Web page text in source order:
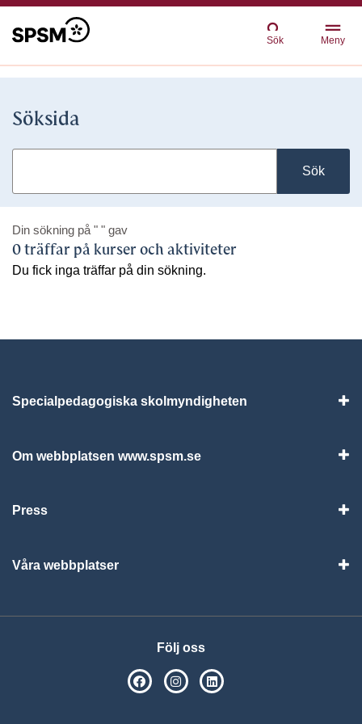
Sök Meny
Söksida
Sök
Din sökning på " " gav
0 träffar på kurser och aktiviteter
Du fick inga träffar på din sökning.
Specialpedagogiska skolmyndigheten
Om webbplatsen www.spsm.se
Press
Våra webbplatser
Följ oss
SPSM på Facebook
SPSM på Instagram